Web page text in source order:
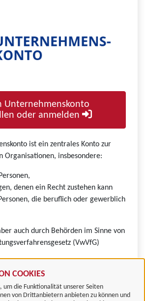
COOKIES
um die Funktionalität unserer Seiten
von Drittanbietern anbieten zu können und
Unternehmenskonto
oder anmelden
ist ein zentrales Konto zur
Organisationen, insbesondere:
denen ein Recht zustehen kann
die beruflich oder gewerblich
auch durch Behörden im Sinne von
(VwVfG)